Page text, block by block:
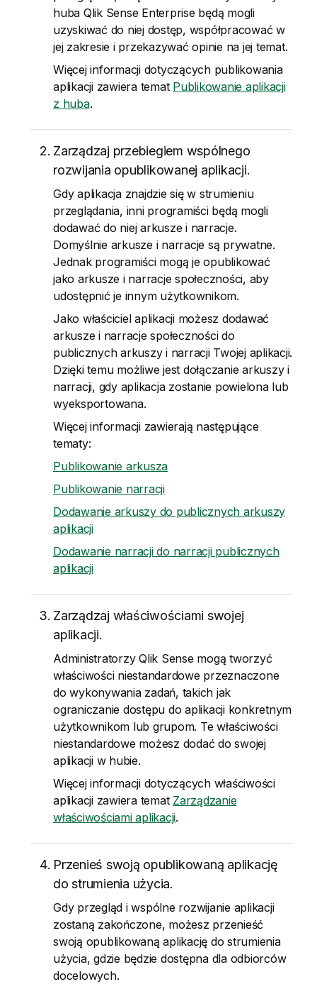
huba Qlik Sense Enterprise będą mogli
uzyskiwać do niej dostęp, współpracować w
jej zakresie i przekazywać opinie na jej temat.
Więcej informacji dotyczących publikowania
aplikacji zawiera temat Publikowanie aplikacji
z huba.
Zarządzaj przebiegiem wspólnego
rozwijania opublikowanej aplikacji.
Gdy aplikacja znajdzie się w strumieniu
przeglądania, inni programiści będą mogli
dodawać do niej arkusze i narracje.
Domyślnie arkusze i narracje są prywatne.
Jednak programiści mogą je opublikować
jako arkusze i narracje społeczności, aby
udostępnić je innym użytkownikom.
Jako właściciel aplikacji możesz dodawać
arkusze i narracje społeczności do
publicznych arkuszy i narracji Twojej aplikacji.
Dzięki temu możliwe jest dołączanie arkuszy i
narracji, gdy aplikacja zostanie powielona lub
wyeksportowana.
Więcej informacji zawierają następujące
tematy:
Publikowanie arkusza
Publikowanie narracji
Dodawanie arkuszy do publicznych arkuszy
aplikacji
Dodawanie narracji do narracji publicznych
aplikacji
Zarządzaj właściwościami swojej
aplikacji.
Administratorzy Qlik Sense mogą tworzyć
właściwości niestandardowe przeznaczone
do wykonywania zadań, takich jak
ograniczanie dostępu do aplikacji konkretnym
użytkownikom lub grupom. Te właściwości
niestandardowe możesz dodać do swojej
aplikacji w hubie.
Więcej informacji dotyczących właściwości
aplikacji zawiera temat Zarządzanie
właściwościami aplikacji.
Przenieś swoją opublikowaną aplikację
do strumienia użycia.
Gdy przegląd i wspólne rozwijanie aplikacji
zostaną zakończone, możesz przenieść
swoją opublikowaną aplikację do strumienia
użycia, gdzie będzie dostępna dla odbiorców
docelowych.